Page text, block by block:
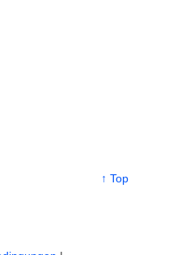
↑ Top